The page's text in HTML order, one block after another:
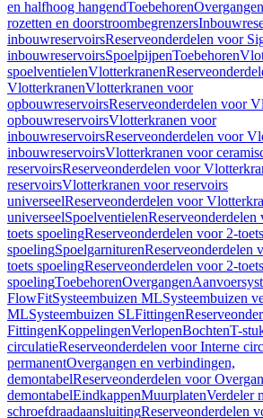
en halfhoog hangendToebehorenOvergangen
rozetten en doorstroombegrenzers
inbouwreservoirsReserveonderdelen voor
inbouwreservoirsSpoelpijpenToebehoren
spoelventielenVlotterkranen
VlotterkranenVlotterkranen voor
opbouwreservoirsReserveonderdelen voor
opbouwreservoirsVlotterkranen voor
inbouwreservoirsReserveonderdelen voor
inbouwreservoirsVlotterkranen voor
reservoirsReserveonderdelen voor
reservoirsVlotterkranen voor reservoirs
universeelReserveonderdelen voor
universeelSpoelventielen
toets spoelingReserveonderdelen voor 2-toets
spoelingSpoelgarniturenReserveonderdelen
toets spoelingReserveonderdelen voor 2-toets
spoelingToebehorenOvergangen
FlowFitSysteembuizen MLSysteembuizen
MLSysteembuizen SLFittingen
FittingenKoppelingenVerlopenBochtenT-
circulatieReserveonderdelen voor Interne
permanentOvergangen en verbindingen,
demontabelReserveonderdelen voor
demontabelEindkappenMuurplatenVerdeler
schroefdraadaansluitingReserveonderdelen